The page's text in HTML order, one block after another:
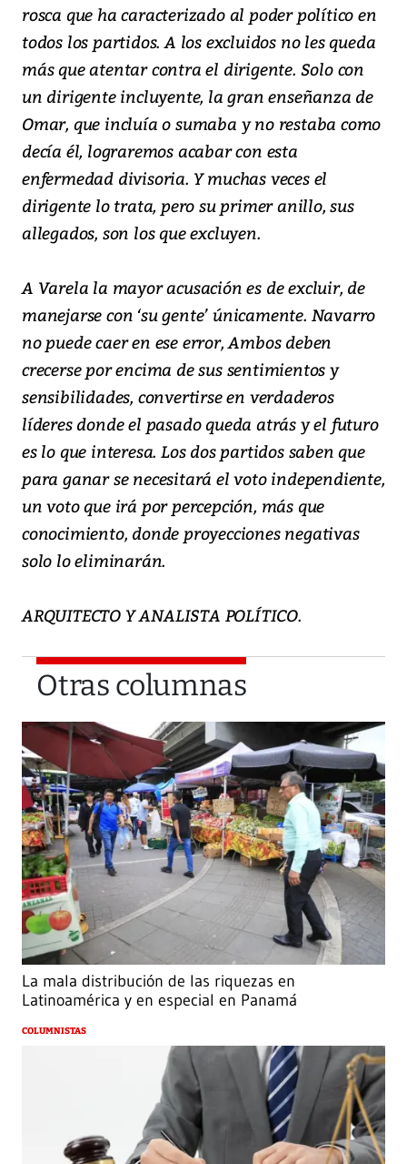
rosca que ha caracterizado al poder político en
todos los partidos. A los excluidos no les queda
más que atentar contra el dirigente. Solo con
un dirigente incluyente, la gran enseñanza de
Omar, que incluía o sumaba y no restaba como
decía él, lograremos acabar con esta
enfermedad divisoria. Y muchas veces el
dirigente lo trata, pero su primer anillo, sus
allegados, son los que excluyen.
A Varela la mayor acusación es de excluir, de
manejarse con ‘su gente’ únicamente. Navarro
no puede caer en ese error, Ambos deben
crecerse por encima de sus sentimientos y
sensibilidades, convertirse en verdaderos
líderes donde el pasado queda atrás y el futuro
es lo que interesa. Los dos partidos saben que
para ganar se necesitará el voto independiente,
un voto que irá por percepción, más que
conocimiento, donde proyecciones negativas
solo lo eliminarán.
ARQUITECTO Y ANALISTA POLÍTICO.
Otras columnas
La mala distribución de las riquezas en
Latinoamérica y en especial en Panamá
COLUMNISTAS